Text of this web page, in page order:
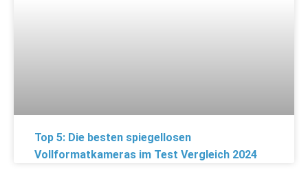
Top 5: Die besten spiegellosen
Vollformatkameras im Test Vergleich 2024